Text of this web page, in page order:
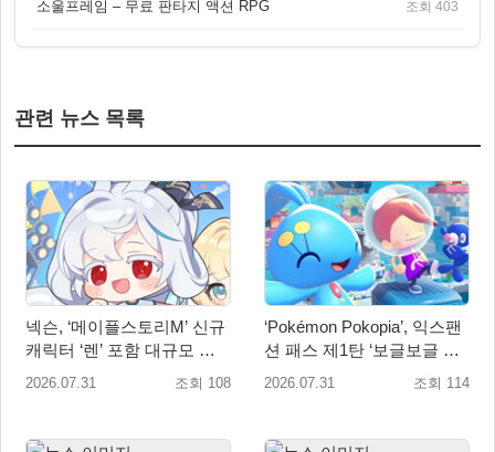
소울프레임 – 무료 판타지 액션 RPG 조회 403
관련 뉴스 목록
넥슨, ‘메이플스토리M’ 신규
캐릭터 ‘렌’ 포함 대규모 업
데이트 적용
2026.07.31 조회 108
‘Pokémon Pokopia’, 익스팬
션 패스 제1탄 ‘보글보글 해
저 마을’ 오는 8월 5일 배포
2026.07.31 조회 114